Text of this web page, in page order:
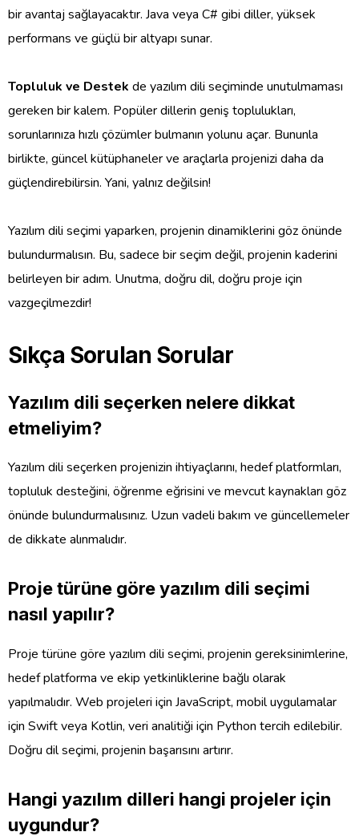
bir avantaj sağlayacaktır. Java veya C# gibi diller, yüksek
performans ve güçlü bir altyapı sunar.
Topluluk ve Destek de yazılım dili seçiminde unutulmaması
gereken bir kalem. Popüler dillerin geniş toplulukları,
sorunlarınıza hızlı çözümler bulmanın yolunu açar. Bununla
birlikte, güncel kütüphaneler ve araçlarla projenizi daha da
güçlendirebilirsin. Yani, yalnız değilsin!
Yazılım dili seçimi yaparken, projenin dinamiklerini göz önünde
bulundurmalısın. Bu, sadece bir seçim değil, projenin kaderini
belirleyen bir adım. Unutma, doğru dil, doğru proje için
vazgeçilmezdir!
Sıkça Sorulan Sorular
Yazılım dili seçerken nelere dikkat
etmeliyim?
Yazılım dili seçerken projenizin ihtiyaçlarını, hedef platformları,
topluluk desteğini, öğrenme eğrisini ve mevcut kaynakları göz
önünde bulundurmalısınız. Uzun vadeli bakım ve güncellemeler
de dikkate alınmalıdır.
Proje türüne göre yazılım dili seçimi
nasıl yapılır?
Proje türüne göre yazılım dili seçimi, projenin gereksinimlerine,
hedef platforma ve ekip yetkinliklerine bağlı olarak
yapılmalıdır. Web projeleri için JavaScript, mobil uygulamalar
için Swift veya Kotlin, veri analitiği için Python tercih edilebilir.
Doğru dil seçimi, projenin başarısını artırır.
Hangi yazılım dilleri hangi projeler için
uygundur?